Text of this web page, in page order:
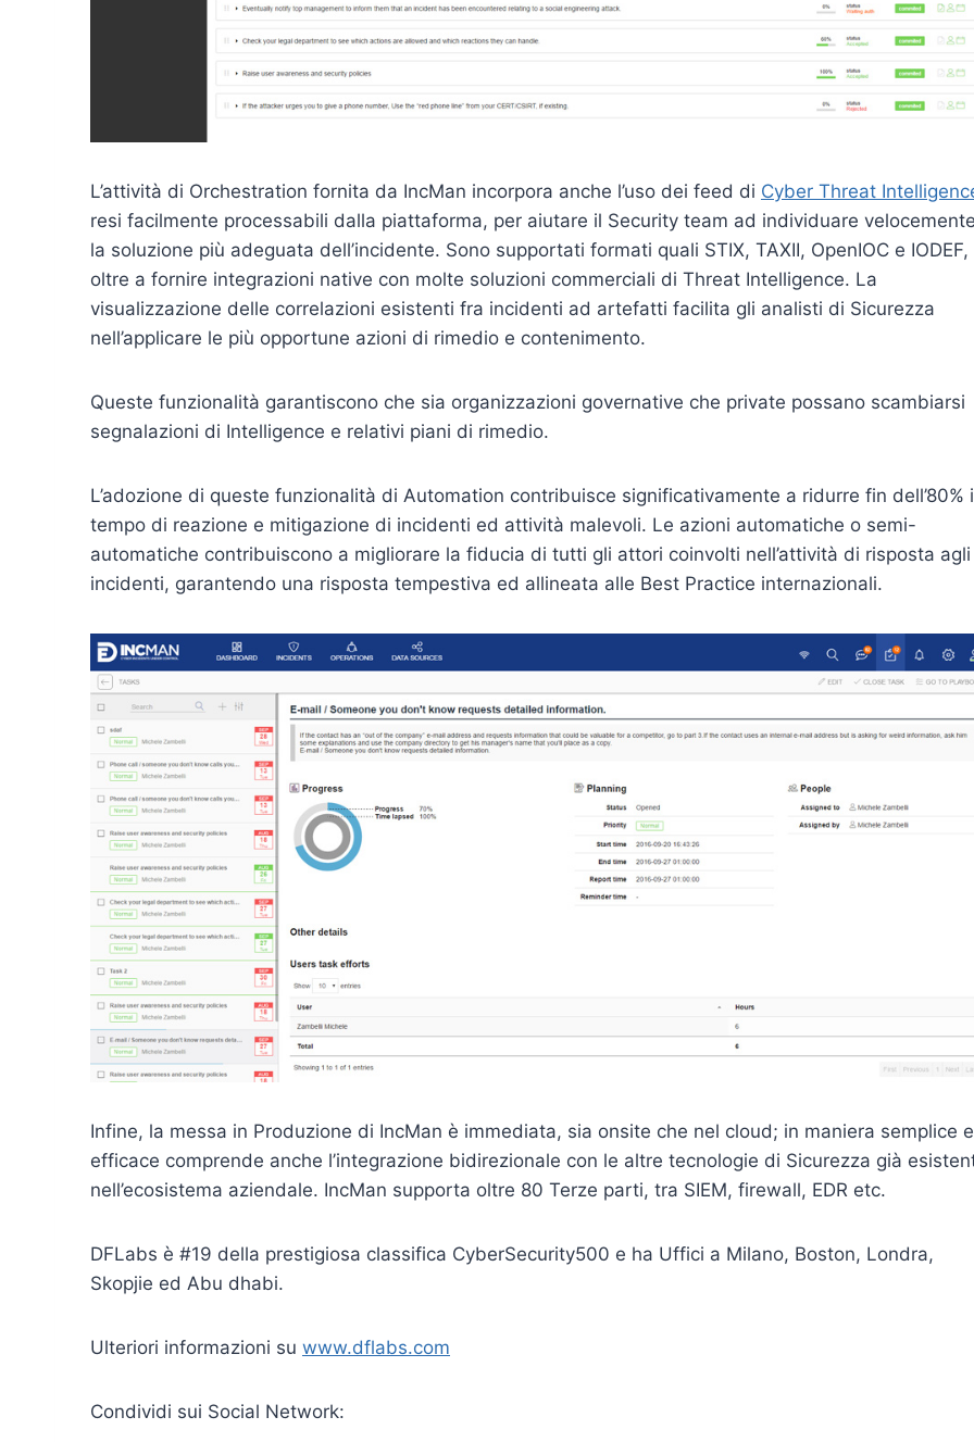
L’attività di Orchestration fornita da IncMan incorpora anche l’uso dei feed di Cyber Threat
resi facilmente processabili dalla piattaforma, per aiutare il Security team ad individuare
la soluzione più adeguata dell’incidente. Sono supportati formati quali STIX, TAXII, OpenIOC e IODEF,
oltre a fornire integrazioni native con molte soluzioni commerciali di Threat Intelligence. La
visualizzazione delle correlazioni esistenti fra incidenti ad artefatti facilita gli analisti di Sicurezza
nell’applicare le più opportune azioni di rimedio e contenimento.
Queste funzionalità garantiscono che sia organizzazioni governative che private possano scambiarsi
segnalazioni di Intelligence e relativi piani di rimedio.
L’adozione di queste funzionalità di Automation contribuisce significativamente a ridurre fin dell’80%
tempo di reazione e mitigazione di incidenti ed attività malevoli. Le azioni automatiche o semi-
automatiche contribuiscono a migliorare la fiducia di tutti gli attori coinvolti nell’attività di risposta agli
incidenti, garantendo una risposta tempestiva ed allineata alle Best Practice internazionali.
Infine, la messa in Produzione di IncMan è immediata, sia onsite che nel cloud; in maniera semplice
efficace comprende anche l’integrazione bidirezionale con le altre tecnologie di Sicurezza già
nell’ecosistema aziendale. IncMan supporta oltre 80 Terze parti, tra SIEM, firewall, EDR etc.
DFLabs è #19 della prestigiosa classifica CyberSecurity500 e ha Uffici a Milano, Boston, Londra,
Skopjie ed Abu dhabi.
Ulteriori informazioni su www.dflabs.com
Condividi sui Social Network: